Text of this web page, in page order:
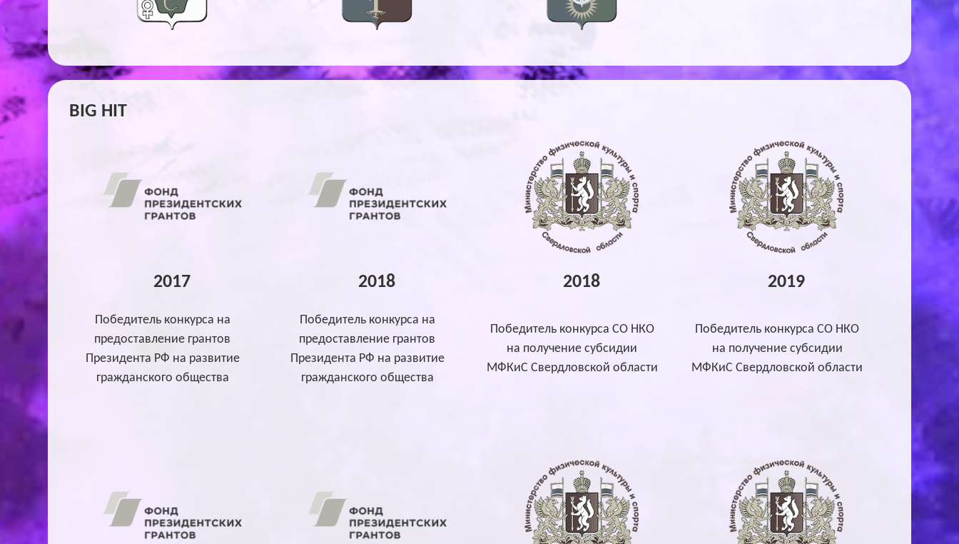
BIG HIT
2017 2018 2018 2019
Победитель конкурса на
предоставление грантов
Президента РФ на развитие
гражданского общества
Победитель конкурса на
предоставление грантов
Президента РФ на развитие
гражданского общества
Победитель конкурса СО НКО
на получение субсидии
МФКиС Свердловской области
Победитель конкурса СО НКО
на получение субсидии
МФКиС Свердловской области